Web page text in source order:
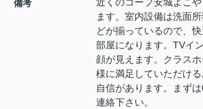
備考
ます。室内設備は洗面
どが揃っているので、
部屋になります。TVイ
顔が見えます。クラス
様に満足していただけ
自信があります。まず
連絡下さい。